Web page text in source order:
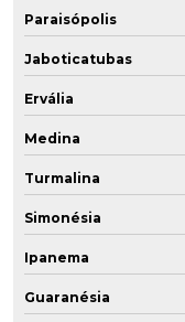
Paraisópolis
Jaboticatubas
Ervália
Medina
Turmalina
Simonésia
Ipanema
Guaranésia